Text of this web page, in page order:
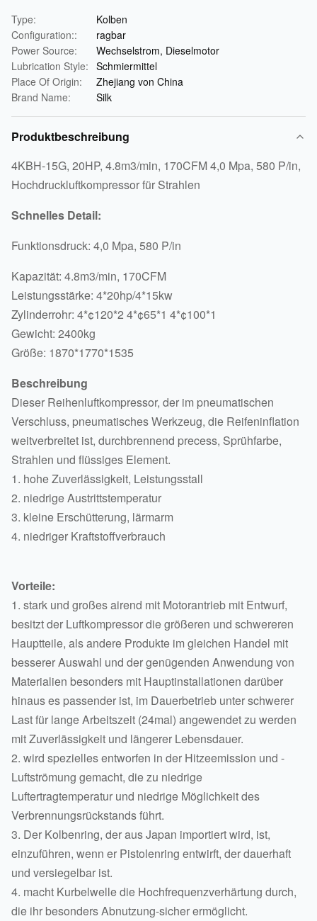
Type:
Kolben
Configuration::
ragbar
Power Source:
Wechselstrom, Dieselmotor
Lubrication Style: Schmiermittel
Place Of Origin:
Zhejiang von China
Brand Name:
Silk
Produktbeschreibung
4KBH-15G, 20HP, 4.8m3/min, 170CFM 4,0 Mpa, 580 P/in,
Hochdruckluftkompressor für Strahlen
Schnelles Detail:
Funktionsdruck: 4,0 Mpa, 580 P/in
Kapazität: 4.8m3/min, 170CFM
Leistungsstärke: 4*20hp/4*15kw
Zylinderrohr: 4*¢120*2 4*¢65*1 4*¢100*1
Gewicht: 2400kg
Größe: 1870*1770*1535
Beschreibung
Dieser Reihenluftkompressor, der im pneumatischen
Verschluss, pneumatisches Werkzeug, die Reifeninflation
weitverbreitet ist, durchbrennend precess, Sprühfarbe,
Strahlen und flüssiges Element.
1. hohe Zuverlässigkeit, Leistungsstall
2. niedrige Austrittstemperatur
3. kleine Erschütterung, lärmarm
4. niedriger Kraftstoffverbrauch
Vorteile:
1. stark und großes airend mit Motorantrieb mit Entwurf,
besitzt der Luftkompressor die größeren und schwereren
Hauptteile, als andere Produkte im gleichen Handel mit
besserer Auswahl und der genügenden Anwendung von
Materialien besonders mit Hauptinstallationen darüber
hinaus es passender ist, im Dauerbetrieb unter schwerer
Last für lange Arbeitszeit (24mal) angewendet zu werden
mit Zuverlässigkeit und längerer Lebensdauer.
2. wird spezielles entworfen in der Hitzeemission und -
Luftströmung gemacht, die zu niedrige
Luftertragtemperatur und niedrige Möglichkeit des
Verbrennungsrückstands führt.
3. Der Kolbenring, der aus Japan importiert wird, ist,
einzuführen, wenn er Pistolenring entwirft, der dauerhaft
und versiegelbar ist.
4. macht Kurbelwelle die Hochfrequenzverhärtung durch,
die ihr besonders Abnutzung-sicher ermöglicht.